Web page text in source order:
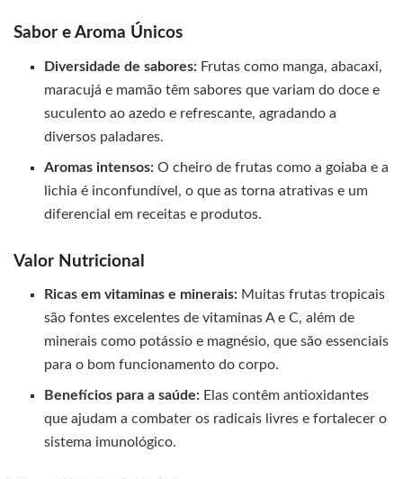
Sabor e Aroma Únicos
Diversidade de sabores: Frutas como manga, abacaxi,
maracujá e mamão têm sabores que variam do doce e
suculento ao azedo e refrescante, agradando a
diversos paladares.
Aromas intensos: O cheiro de frutas como a goiaba e a
lichia é inconfundível, o que as torna atrativas e um
diferencial em receitas e produtos.
Valor Nutricional
Ricas em vitaminas e minerais: Muitas frutas tropicais
são fontes excelentes de vitaminas A e C, além de
minerais como potássio e magnésio, que são essenciais
para o bom funcionamento do corpo.
Benefícios para a saúde: Elas contêm antioxidantes
que ajudam a combater os radicais livres e fortalecer o
sistema imunológico.